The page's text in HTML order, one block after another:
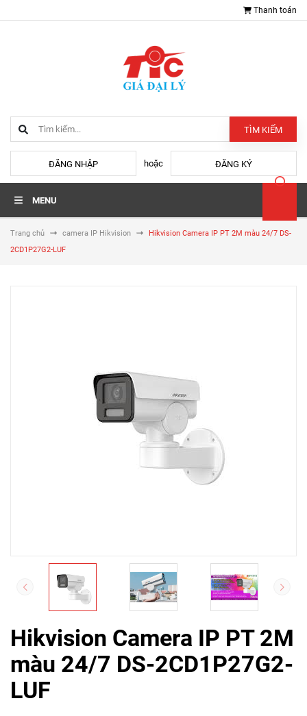
Thanh toán
TÌM KIẾM
ĐĂNG NHẬP hoặc ĐĂNG KÝ
MENU
Trang chủ camera IP Hikvision
Hikvision Camera IP PT 2M màu 24/7 DS-
2CD1P27G2-LUF
Hikvision Camera IP PT 2M
màu 24/7 DS-2CD1P27G2-
LUF